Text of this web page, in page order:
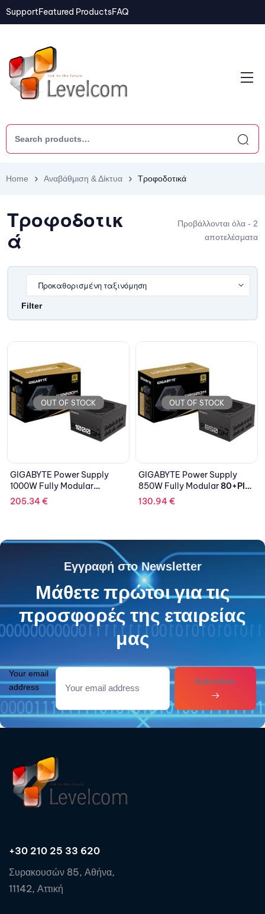
SupportFeatured ProductsFAQ
Home Αναβάθμιση & Δίκτυα Τροφοδοτικά
Τροφοδοτικ
ά
Προβάλλονται όλα - 2
αποτελέσματα
Filter
OUT OF STOCK
GIGABYTE Power Supply
1000W Fully Modular
80+Plus GOLD
205.34€
OUT OF STOCK
GIGABYTE Power Supply
850W Fully Modular80+Plus
GOLD
130.94€
Εγγραφή στο Newsletter
Μάθετε πρώτοι για τις
προσφορές της εταιρείας
μας
Your email
address
Subcribes
+30 210 25 33 620
Συρακουσών 85, Αθήνα,
11142, Αττική